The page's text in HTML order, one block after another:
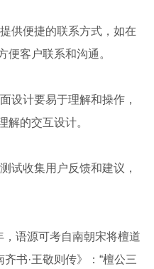
供便捷的联系方式，如在
便客户联系和沟通。
设计要易于理解和操作，
解的交互设计。
试收集用户反馈和建议，
，语源可考自南朝宋将檀道
书·王敬则传》：“檀公三